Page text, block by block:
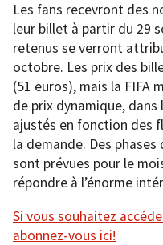
Les fans recevront des
leur billet à partir du 29
retenus se verront
octobre. Les prix des
(51 euros), mais la FIFA
de prix dynamique,
ajustés en fonction des
la demande. Des
sont prévues pour le
répondre à l’énorme
Si vous souhaitez
abonnez-vous ici!